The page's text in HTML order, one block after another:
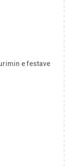
e festave